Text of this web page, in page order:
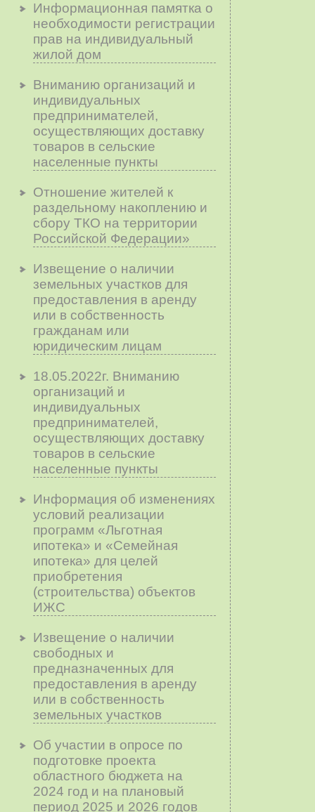
Информационная памятка о
необходимости регистрации
прав на индивидуальный
жилой дом
Вниманию организаций и
индивидуальных
предпринимателей,
осуществляющих доставку
товаров в сельские
населенные пункты
Отношение жителей к
раздельному накоплению и
сбору ТКО на территории
Российской Федерации»
Извещение о наличии
земельных участков для
предоставления в аренду
или в собственность
гражданам или
юридическим лицам
18.05.2022г. Вниманию
организаций и
индивидуальных
предпринимателей,
осуществляющих доставку
товаров в сельские
населенные пункты
Информация об изменениях
условий реализации
программ «Льготная
ипотека» и «Семейная
ипотека» для целей
приобретения
(строительства) объектов
ИЖС
Извещение о наличии
свободных и
предназначенных для
предоставления в аренду
или в собственность
земельных участков
Об участии в опросе по
подготовке проекта
областного бюджета на
2024 год и на плановый
период 2025 и 2026 годов